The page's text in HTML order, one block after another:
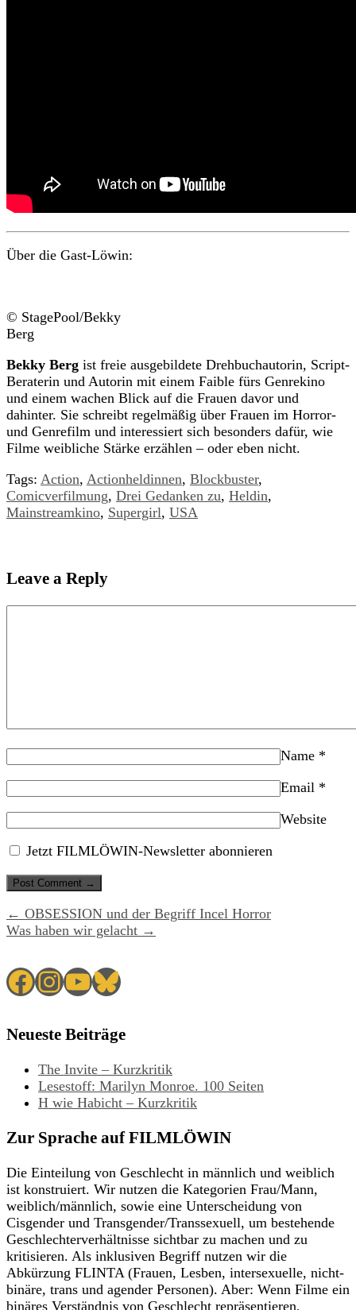
Über die Gast-Löwin:
© StagePool/Bekky
Berg
Bekky Berg ist freie ausgebildete Drehbuchautorin, Script-
Beraterin und Autorin mit einem Faible fürs Genrekino
und einem wachen Blick auf die Frauen davor und
dahinter. Sie schreibt regelmäßig über Frauen im Horror-
und Genrefilm und interessiert sich besonders dafür, wie
Filme weibliche Stärke erzählen – oder eben nicht.
Tags: Action, Actionheldinnen, Blockbuster,
Comicverfilmung, Drei Gedanken zu, Heldin,
Mainstreamkino, Supergirl, USA
Leave a Reply
Name *
Email *
Website
Jetzt FILMLÖWIN-Newsletter abonnieren
← OBSESSION und der Begriff Incel Horror
Was haben wir gelacht →
Facebook
Instagram
YouTube
Bluesky
Neueste Beiträge
The Invite – Kurzkritik
Lesestoff: Marilyn Monroe. 100 Seiten
H wie Habicht – Kurzkritik
Zur Sprache auf FILMLÖWIN
Die Einteilung von Geschlecht in männlich und weiblich
ist konstruiert. Wir nutzen die Kategorien Frau/Mann,
weiblich/männlich, sowie eine Unterscheidung von
Cisgender und Transgender/Transsexuell, um bestehende
Geschlechterverhältnisse sichtbar zu machen und zu
kritisieren. Als inklusiven Begriff nutzen wir die
Abkürzung FLINTA (Frauen, Lesben, intersexuelle, nicht-
binäre, trans und agender Personen). Aber: Wenn Filme ein
binäres Verständnis von Geschlecht repräsentieren,